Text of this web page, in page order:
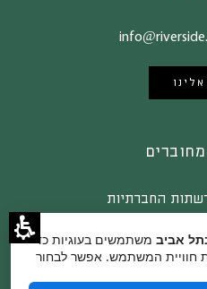
אלינו
החברתיות
משתמשים בעוגיות כדי
חוויית המשתמש. אפשר לבחור